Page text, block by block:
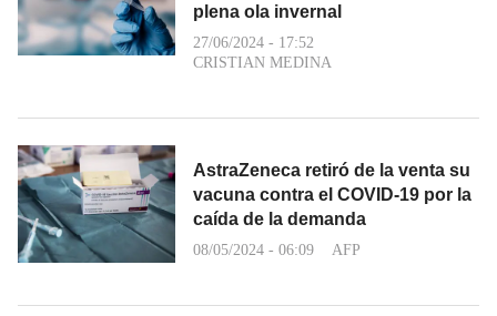
plena ola invernal
27/06/2024 - 17:52
CRISTIAN MEDINA
AstraZeneca retiró de la venta su
vacuna contra el COVID-19 por la
caída de la demanda
08/05/2024 - 06:09 AFP